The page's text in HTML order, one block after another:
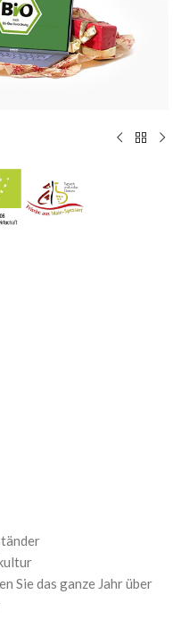
Sie das ganze Jahr über